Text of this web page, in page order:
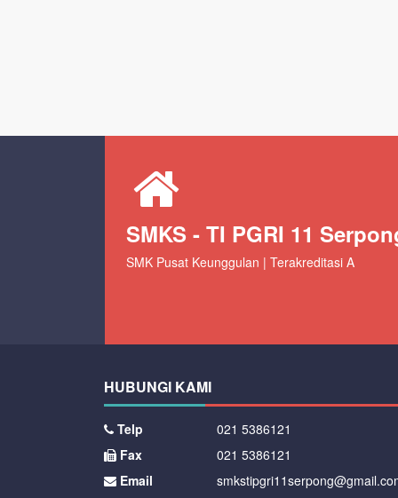
SMKS - TI PGRI 11
SMK Pusat Keunggulan | Terakreditasi A
HUBUNGI KAMI
Telp
021 5386121
Fax
021 5386121
Email